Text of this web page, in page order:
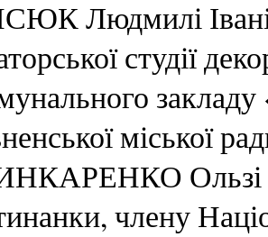
Людмилі
студії
міської
Ользі
члену